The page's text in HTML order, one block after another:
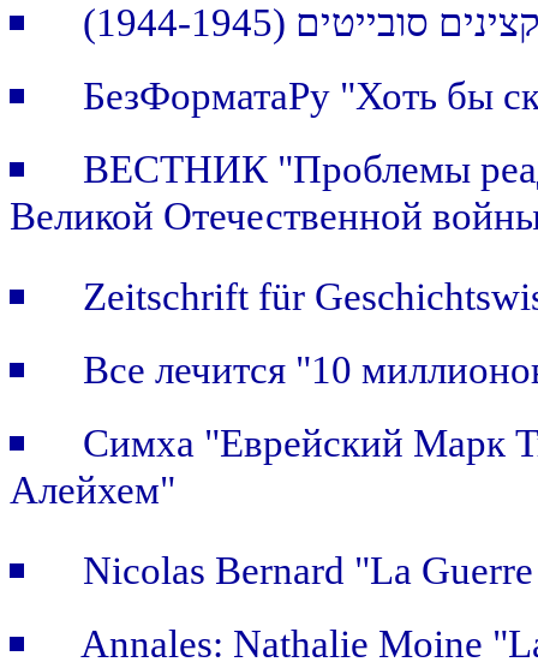
(1944-1945
БезФорматаРу "Хоть бы
ВЕСТНИК "Проблемы
Великой Отечественной
Zeitschrift für
Все лечится "10
Симха "Еврейский Марк
Алейхем"
Nicolas Bernard "La
Annales: Nathalie Moine